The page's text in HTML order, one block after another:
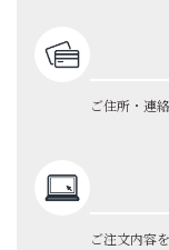
ご住所・連
ご注文内容